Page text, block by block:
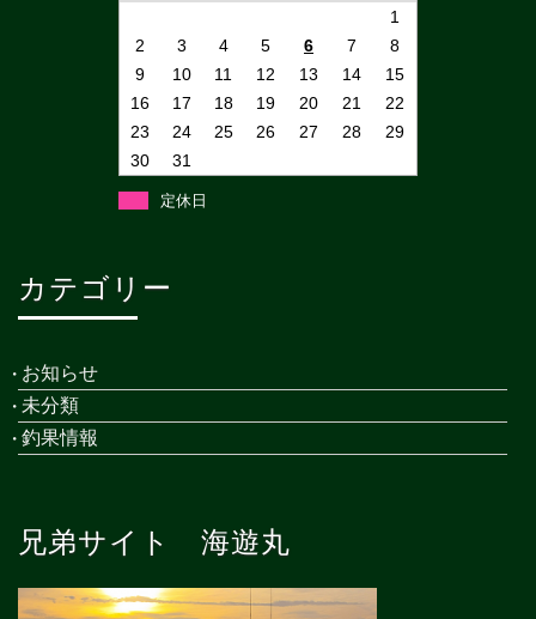
1
2
3 4 5 6 7
8
9
10 11 12 13 14
15
16
17 18 19 20 21
22
23
24 25 26 27 28
29
30
31
定休日
カテゴリー
お知らせ
未分類
釣果情報
兄弟サイト 海遊丸